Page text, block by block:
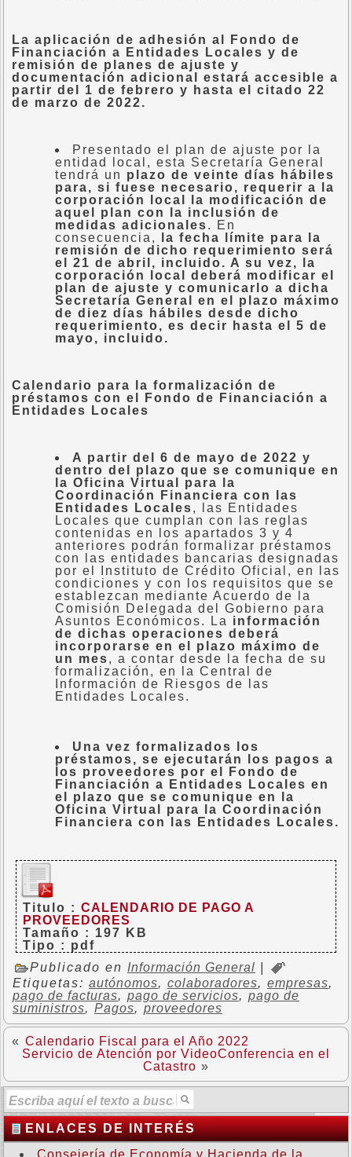
La aplicación de adhesión al Fondo de
Financiación a Entidades Locales y de
remisión de planes de ajuste y
documentación adicional estará accesible a
partir del 1 de febrero y hasta el citado 22
de marzo de 2022.
Presentado el plan de ajuste por la
entidad local, esta Secretaría General
tendrá un plazo de veinte días hábiles
para, si fuese necesario, requerir a la
corporación local la modificación de
aquel plan con la inclusión de
medidas adicionales. En
consecuencia,
la fecha límite para la
remisión de dicho requerimiento será
el 21 de abril, incluido. A su vez, la
corporación local deberá modificar el
plan de ajuste y comunicarlo a dicha
Secretaría General en el plazo máximo
de diez días hábiles desde dicho
requerimiento, es decir hasta el 5 de
mayo, incluido.
Calendario para la formalización de
préstamos con el Fondo de Financiación a
Entidades Locales
A partir del 6 de mayo de 2022 y
dentro del plazo que se comunique en
la Oficina Virtual para la
Coordinación Financiera con las
Entidades Locales, las Entidades
Locales que cumplan con las reglas
contenidas en los apartados 3 y 4
anteriores podrán formalizar préstamos
con las entidades bancarias designadas
por el Instituto de Crédito Oficial, en las
condiciones y con los requisitos que se
establezcan mediante Acuerdo de la
Comisión Delegada del Gobierno para
Asuntos Económicos. La información
de dichas operaciones deberá
incorporarse en el plazo máximo de
un mes, a contar desde la fecha de su
formalización, en la Central de
Información de Riesgos de las
Entidades Locales.
Una vez formalizados los
préstamos, se ejecutarán los pagos a
los proveedores por el Fondo de
Financiación a Entidades Locales en
el plazo que se comunique en la
Oficina Virtual para la Coordinación
Financiera con las Entidades Locales.
Titulo :CALENDARIO DE PAGO A
PROVEEDORES
Tamaño : 197 KB
Tipo : pdf
Publicado en Información General
Etiquetas: autónomos, colaboradores, empresas,
pago de facturas, pago de servicios, pago de
suministros, Pagos, proveedores
« Calendario Fiscal para el Año 2022
Servicio de Atención por VideoConferencia en el
Catastro »
ENLACES DE INTERÉS
Consejería de Economía y Hacienda de la